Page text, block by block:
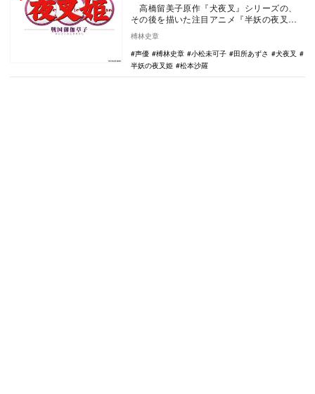
高橋留美子原作『犬夜叉』シリーズの、
その後を描いた注目アニメ『半妖の夜叉
姫』（読売テレビ・日本テレビ系）が現在
放送中だ…
榑林史章
声優
榑林史章 小松未可子 田所あずさ
犬夜叉
半妖の夜叉姫
松本沙羅